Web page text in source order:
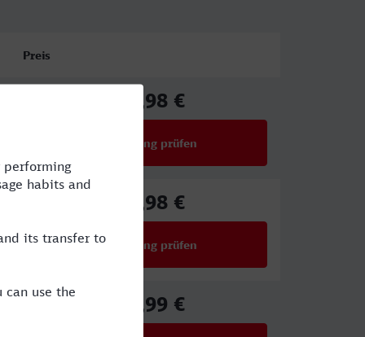
Preis
75,98 €
Verbindung prüfen
68,98 €
Verbindung prüfen
61,99 €